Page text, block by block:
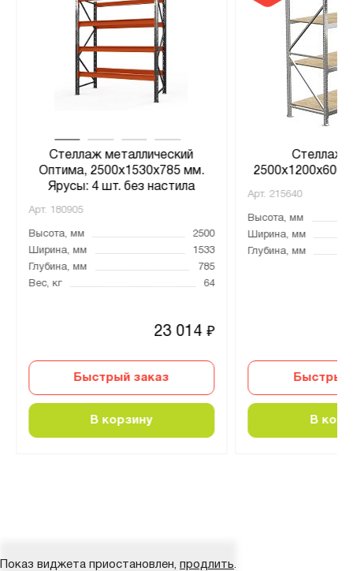
Стеллаж металлический
Оптима, 2500x1530x785 мм.
Ярусы: 4 шт. без настила
Арт. 180905
Высота, мм
2500
Ширина, мм
1533
Глубина, мм
785
Вес, кг
64
23 014₽
Быстрый заказ
В корзину
Стеллаж
Арт. 215640
Высота, мм
Ширина, мм
Глубина, мм
Быстрый
В
Показ виджета приостановлен, продлить.